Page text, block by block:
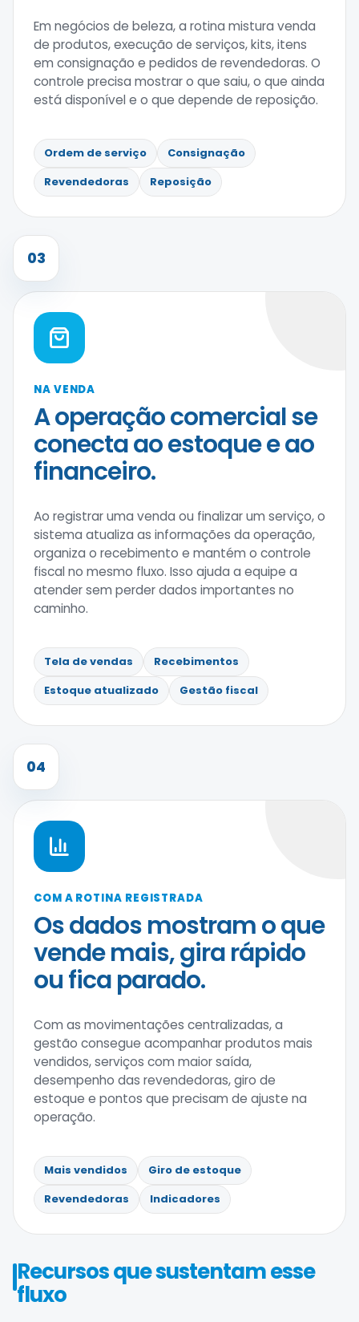
Em negócios de beleza, a rotina mistura venda
de produtos, execução de serviços, kits, itens
em consignação e pedidos de revendedoras. O
controle precisa mostrar o que saiu, o que ainda
está disponível e o que depende de reposição.
Ordem de serviço
Consignação
Revendedoras
Reposição
03
NA VENDA
A operação comercial se
conecta ao estoque e ao
financeiro.
Ao registrar uma venda ou finalizar um serviço, o
sistema atualiza as informações da operação,
organiza o recebimento e mantém o controle
fiscal no mesmo fluxo. Isso ajuda a equipe a
atender sem perder dados importantes no
caminho.
Tela de vendas
Recebimentos
Estoque atualizado
Gestão fiscal
04
COM A ROTINA REGISTRADA
Os dados mostram o que
vende mais, gira rápido
ou fica parado.
Com as movimentações centralizadas, a
gestão consegue acompanhar produtos mais
vendidos, serviços com maior saída,
desempenho das revendedoras, giro de
estoque e pontos que precisam de ajuste na
operação.
Mais vendidos
Giro de estoque
Revendedoras
Indicadores
Recursos que sustentam esse
fluxo